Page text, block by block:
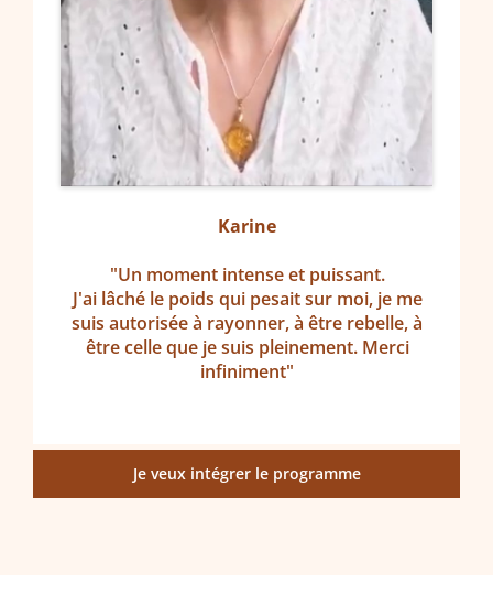
Karine
"Un moment intense et puissant.
J'ai lâché le poids qui pesait sur moi, je me
suis autorisée à rayonner, à être rebelle, à
être celle que je suis pleinement. Merci
infiniment"
Je veux intégrer le programme